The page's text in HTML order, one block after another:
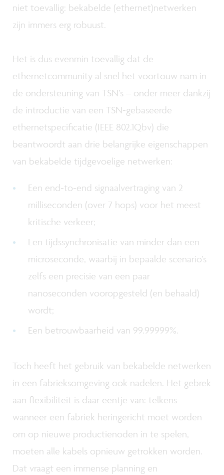
niet toevallig: bekabelde (ethernet)netwerken
zijn immers erg robuust.
Het is dus evenmin toevallig dat de
ethernetcommunity al snel het voortouw nam in
de ondersteuning van TSN’s – onder meer dankzij
de introductie van een TSN-gebaseerde
ethernetspecificatie (IEEE 802.1Qbv) die
beantwoordt aan drie belangrijke eigenschappen
van bekabelde tijdgevoelige netwerken:
Een end-to-end signaalvertraging van 2
milliseconden (over 7 hops) voor het meest
kritische verkeer;
Een tijdssynchronisatie van minder dan een
microseconde, waarbij in bepaalde scenario’s
zelfs een precisie van een paar
nanoseconden vooropgesteld (en behaald)
wordt;
Een betrouwbaarheid van 99.99999%.
Toch heeft het gebruik van bekabelde netwerken
in een fabrieksomgeving ook nadelen. Het gebrek
aan flexibiliteit is daar eentje van: telkens
wanneer een fabriek heringericht moet worden
om op nieuwe productienoden in te spelen,
moeten alle kabels opnieuw getrokken worden.
Dat vraagt een immense planning en